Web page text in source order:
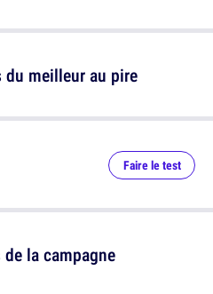
meilleur au pire
Faire le test
la campagne